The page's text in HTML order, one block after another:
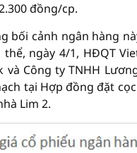
đồng/cp.
bối cảnh ngân hàng
ngày 4/1, HĐQT
Công ty TNHH
tại Hợp đồng đặt
Lim 2.